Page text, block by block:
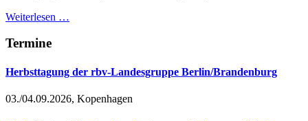
Weiterlesen …
Termine
Herbsttagung der rbv-Landesgruppe Berlin/Brandenburg
03./04.09.2026, Kopenhagen